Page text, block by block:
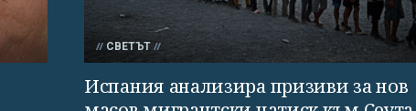
СВЕТЪТ
Испания анализира призиви за нов